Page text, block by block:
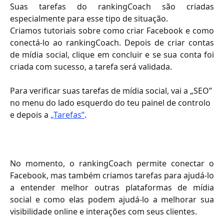
Suas tarefas do rankingCoach são criadas
especialmente para esse tipo de situação.
Criamos tutoriais sobre como criar Facebook e como
conectá-lo ao rankingCoach. Depois de criar contas
de mídia social, clique em concluir e se sua conta foi
criada com sucesso, a tarefa será validada.
Para verificar suas tarefas de mídia social, vai a „SEO”
no menu do lado esquerdo do teu painel de controlo
e depois a „Tarefas”.
No momento, o rankingCoach permite conectar o
Facebook, mas também criamos tarefas para ajudá-lo
a entender melhor outras plataformas de mídia
social e como elas podem ajudá-lo a melhorar sua
visibilidade online e interações com seus clientes.